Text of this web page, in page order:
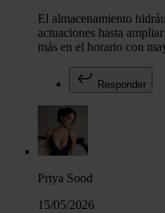
El almacenamiento
actuaciones hasta
más en el horario con
Responder
Priya Sood
15/05/2026